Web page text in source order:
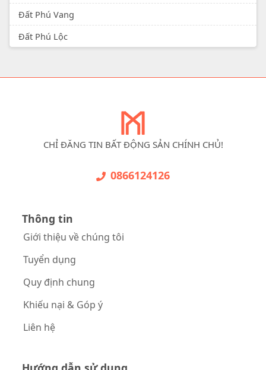
Đất Phú Vang
Đất Phú Lộc
CHỈ ĐĂNG TIN BẤT ĐỘNG SẢN CHÍNH CHỦ!
0866124126
Thông tin
Giới thiệu về chúng tôi
Tuyển dụng
Quy định chung
Khiếu nại & Góp ý
Liên hệ